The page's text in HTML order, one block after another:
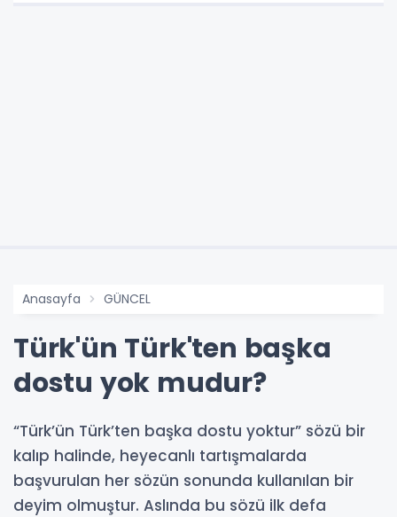
Anasayfa GÜNCEL
Türk'ün Türk'ten başka
dostu yok mudur?
“Türk’ün Türk’ten başka dostu yoktur” sözü bir
kalıp halinde, heyecanlı tartışmalarda
başvurulan her sözün sonunda kullanılan bir
deyim olmuştur. Aslında bu sözü ilk defa